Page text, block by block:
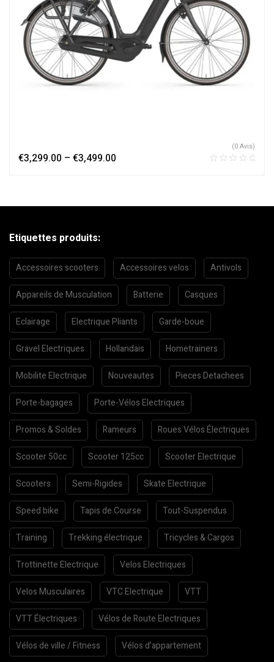
€3,299.00 – €3,499.00
(0 Avis)
Etiquettes produits:
Accessoires scooters Accessoires velos Antivols
Appareils de Musculation Batterie Casques
Eclairage Electrique Pliants Garde-boue
Gravel Electriques Hollandais Hometrainers
Mobilite Electrique Nouveautes Pieces Detachees
Porte-bagages Porte-Vélos Electriques
Promos & Soldes Rameurs Roues Vélos Électriques
Scooter 50cc Scooter 125cc Scooter Electrique
Scooters Semi-Rigides Skate Electrique
Speed bike Tapis de Course Tout-Suspendus
Training Trekking électrique Tricycles & Cargos
Trottinette Electrique Velos Electriques
Velos Musculaires VTC Electrique VTT
VTT Électriques Vélos de Route Electriques
Vélos de ville / Fitness Vélos d’appartement